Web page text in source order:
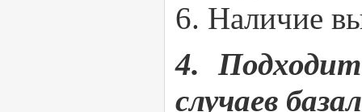
6. Наличие
4.
случаев